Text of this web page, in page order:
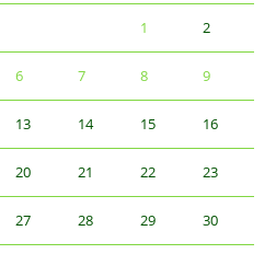
1 2
6 7 8 9
13 14 15 16
20 21 22 23
27 28 29 30